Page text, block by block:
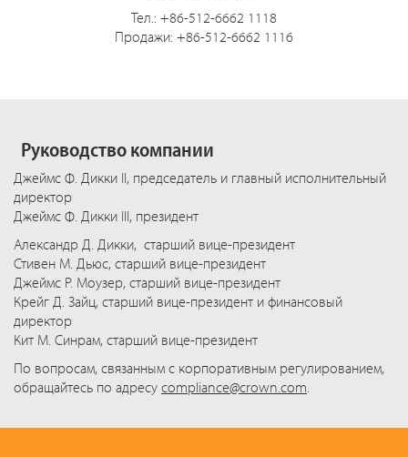
Тел.: +86-512-6662 1118
Продажи: +86-512-6662 1116
Руководство компании
Джеймс Ф. Дикки II, председатель и главный исполнительный
директор
Джеймс Ф. Дикки III, президент
Александр Д. Дикки, старший вице-президент
Стивен М. Дьюс, старший вице-президент
Джеймс Р. Моузер, старший вице-президент
Крейг Д. Зайц, старший вице-президент и финансовый
директор
Кит М. Синрам, старший вице-президент
По вопросам, связанным с корпоративным регулированием,
обращайтесь по адресу compliance@crown.com.